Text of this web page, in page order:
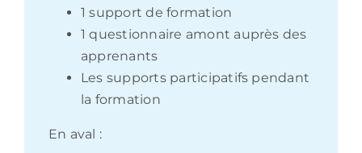
1 support de formation
1 questionnaire amont auprès des
apprenants
Les supports participatifs pendant
la formation
En aval :